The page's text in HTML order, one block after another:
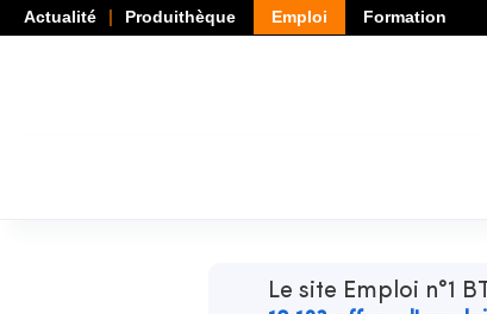
Actualité Produithèque Emploi Formation
Le site Emploi n°1